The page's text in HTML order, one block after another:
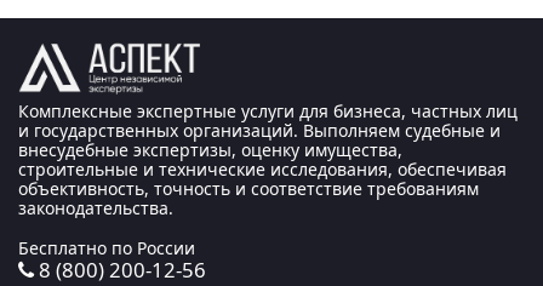
Комплексные экспертные услуги для бизнеса, частных лиц
и государственных организаций. Выполняем судебные и
внесудебные экспертизы, оценку имущества,
строительные и технические исследования, обеспечивая
объективность, точность и соответствие требованиям
законодательства.
Бесплатно по России
8 (800) 200-12-56